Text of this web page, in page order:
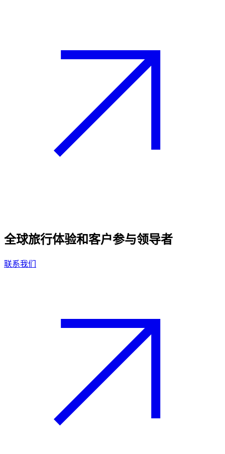
全球旅行体验和客户参与领导者
联系我们